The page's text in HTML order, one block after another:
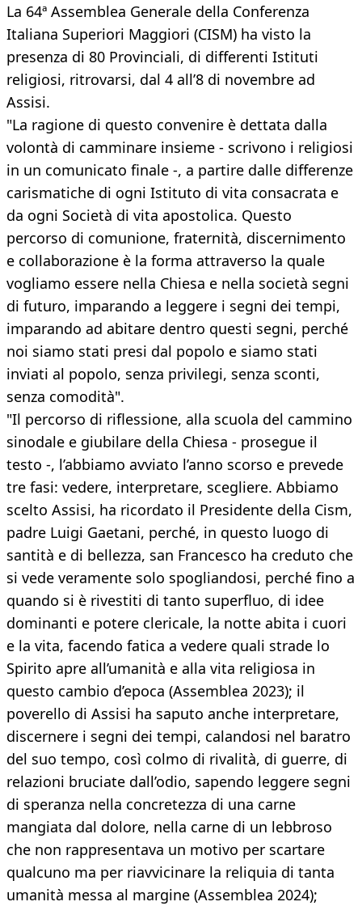
La 64ª Assemblea Generale della Conferenza
Italiana Superiori Maggiori (CISM) ha visto la
presenza di 80 Provinciali, di differenti Istituti
religiosi, ritrovarsi, dal 4 all’8 di novembre ad
Assisi.
"La ragione di questo convenire è dettata dalla
volontà di camminare insieme - scrivono i religiosi
in un comunicato finale -, a partire dalle differenze
carismatiche di ogni Istituto di vita consacrata e
da ogni Società di vita apostolica. Questo
percorso di comunione, fraternità, discernimento
e collaborazione è la forma attraverso la quale
vogliamo essere nella Chiesa e nella società segni
di futuro, imparando a leggere i segni dei tempi,
imparando ad abitare dentro questi segni, perché
noi siamo stati presi dal popolo e siamo stati
inviati al popolo, senza privilegi, senza sconti,
senza comodità".
"Il percorso di riflessione, alla scuola del cammino
sinodale e giubilare della Chiesa - prosegue il
testo -, l’abbiamo avviato l’anno scorso e prevede
tre fasi: vedere, interpretare, scegliere. Abbiamo
scelto Assisi, ha ricordato il Presidente della Cism,
padre Luigi Gaetani, perché, in questo luogo di
santità e di bellezza, san Francesco ha creduto che
si vede veramente solo spogliandosi, perché fino a
quando si è rivestiti di tanto superfluo, di idee
dominanti e potere clericale, la notte abita i cuori
e la vita, facendo fatica a vedere quali strade lo
Spirito apre all’umanità e alla vita religiosa in
questo cambio d’epoca (Assemblea 2023); il
poverello di Assisi ha saputo anche interpretare,
discernere i segni dei tempi, calandosi nel baratro
del suo tempo, così colmo di rivalità, di guerre, di
relazioni bruciate dall’odio, sapendo leggere segni
di speranza nella concretezza di una carne
mangiata dal dolore, nella carne di un lebbroso
che non rappresentava un motivo per scartare
qualcuno ma per riavvicinare la reliquia di tanta
umanità messa al margine (Assemblea 2024);